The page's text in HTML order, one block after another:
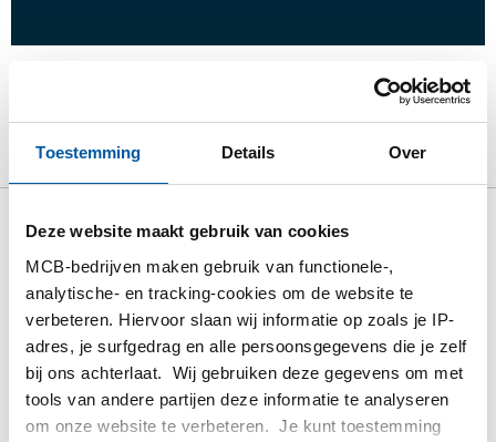
Toestemming Details Over
Deze website maakt gebruik van cookies
MCB-bedrijven maken gebruik van functionele-,
analytische- en tracking-cookies om de website te
verbeteren. Hiervoor slaan wij informatie op zoals je IP-
adres, je surfgedrag en alle persoonsgegevens die je zelf
bij ons achterlaat. Wij gebruiken deze gegevens om met
tools van andere partijen deze informatie te analyseren
om onze website te verbeteren. Je kunt toestemming
Downloads Specificaties
Bruto prijslijst: Boordring
1.4307
Prijzen in Euro per: 1 Stuks
Artikelnummer
2430-0165-10162